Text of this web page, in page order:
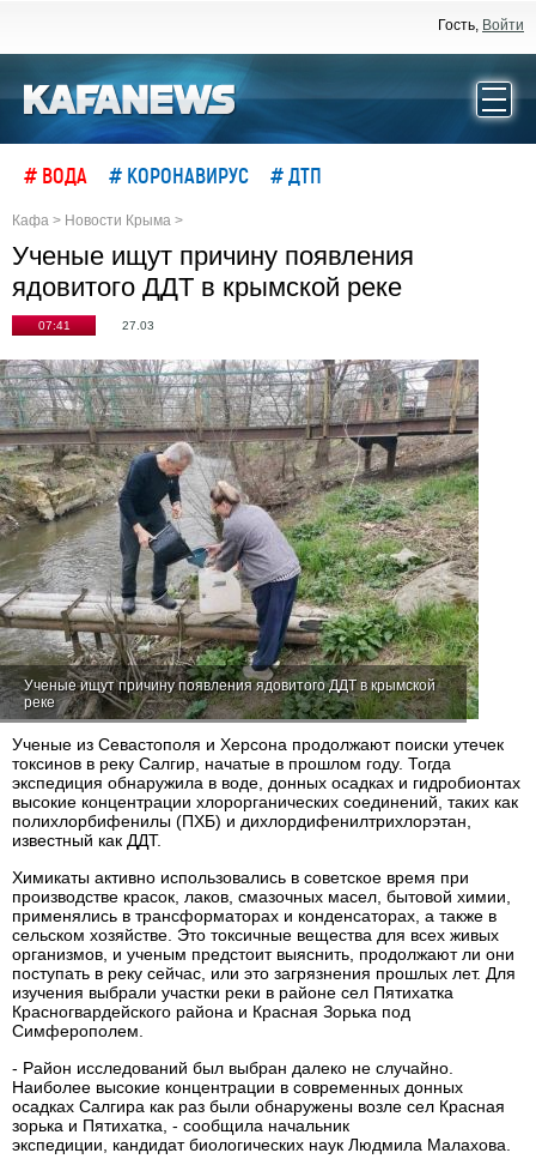
Гость, Войти
# ВОДА # КОРОНАВИРУС # ДТП
Кафа > Новости Крыма >
Ученые ищут причину появления
ядовитого ДДТ в крымской реке
07:41 27.03
Ученые ищут причину появления ядовитого ДДТ в крымской
реке
Ученые из Севастополя и Херсона продолжают поиски утечек
токсинов в реку Салгир, начатые в прошлом году. Тогда
экспедиция обнаружила в воде, донных осадках и гидробионтах
высокие концентрации хлорорганических соединений, таких как
полихлорбифенилы (ПХБ) и дихлордифенилтрихлорэтан,
известный как ДДТ.
Химикаты активно использовались в советское время при
производстве красок, лаков, смазочных масел, бытовой химии,
применялись в трансформаторах и конденсаторах, а также в
сельском хозяйстве. Это токсичные вещества для всех живых
организмов, и ученым предстоит выяснить, продолжают ли они
поступать в реку сейчас, или это загрязнения прошлых лет. Для
изучения выбрали участки реки в районе сел Пятихатка
Красногвардейского района и Красная Зорька под
Симферополем.
- Район исследований был выбран далеко не случайно.
Наиболее высокие концентрации в современных донных
осадках Салгира как раз были обнаружены возле сел Красная
зорька и Пятихатка, - сообщила начальник
экспедиции, кандидат биологических наук Людмила Малахова.